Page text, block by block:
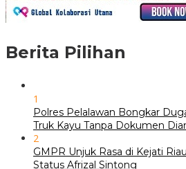
Berita Pilihan
1
Polres Pelalawan Bongkar
Truk Kayu Tanpa Dokumen
2
GMPR Unjuk Rasa di Kejati
Status Afrizal Sintong